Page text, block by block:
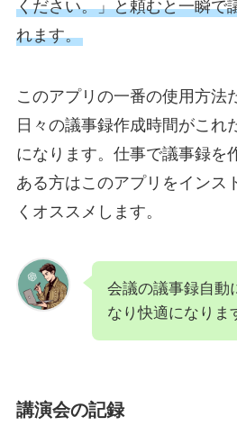
ください。」と頼むと一瞬で
れます。
このアプリの一番の使用方法
日々の議事録作成時間がこれ
になります。仕事で議事録を
ある方はこのアプリをインス
くオススメします。
会議の議事録自動
なり快適になりま
講演会の記録